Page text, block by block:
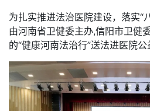
为扎实推进法治医院建设，落实“
由河南省卫健委主办,信阳市卫健
的“健康河南法治行”送法进医院公